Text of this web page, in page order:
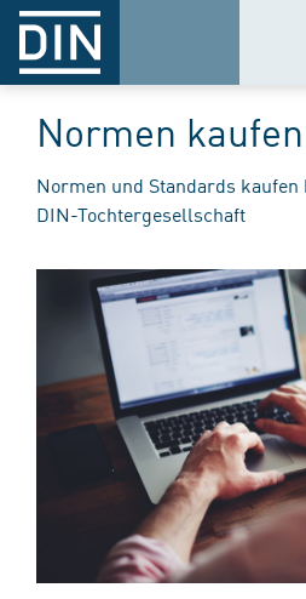
Normen kaufen
Normen und Standards kaufen
DIN-Tochtergesellschaft